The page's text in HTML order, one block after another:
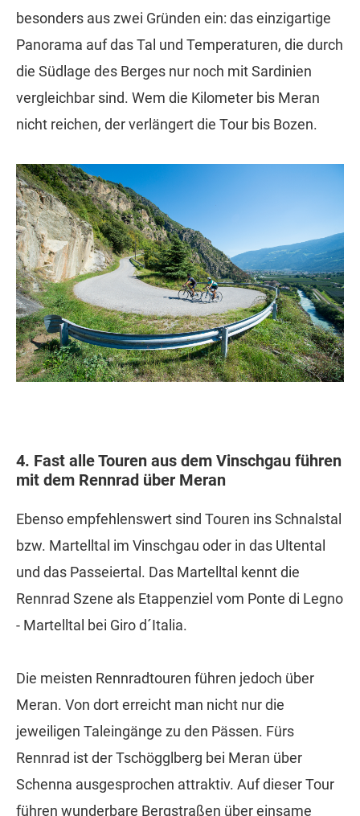
besonders aus zwei Gründen ein: das einzigartige
Panorama auf das Tal und Temperaturen, die durch
die Südlage des Berges nur noch mit Sardinien
vergleichbar sind. Wem die Kilometer bis Meran
nicht reichen, der verlängert die Tour bis Bozen.
4. Fast alle Touren aus dem Vinschgau führen
mit dem Rennrad über Meran
Ebenso empfehlenswert sind Touren ins Schnalstal
bzw. Martelltal im Vinschgau oder in das Ultental
und das Passeiertal. Das Martelltal kennt die
Rennrad Szene als Etappenziel vom Ponte di Legno
- Martelltal bei Giro d´Italia.
Die meisten Rennradtouren führen jedoch über
Meran. Von dort erreicht man nicht nur die
jeweiligen Taleingänge zu den Pässen. Fürs
Rennrad ist der Tschögglberg bei Meran über
Schenna ausgesprochen attraktiv. Auf dieser Tour
führen wunderbare Bergstraßen über einsame